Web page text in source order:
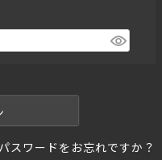
パスワードをお忘れですか？